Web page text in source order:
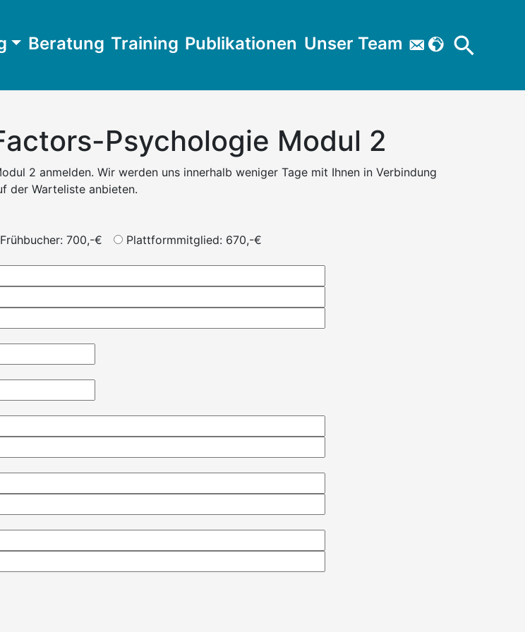
Beratung Training Publikationen Unser Team  
Search
for:
Search Button
Psychologie Modul 2
2 anmelden. Wir werden uns innerhalb weniger Tage mit Ihnen in Verbindung
der Warteliste anbieten.
Frühbucher: 700,-€ Plattformmitglied: 670,-€